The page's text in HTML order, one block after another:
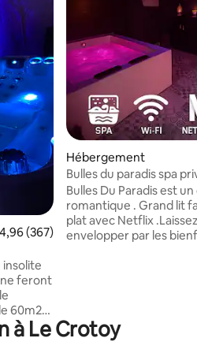
: 4,77 sur 5
moyenne sur la base de
4,96 (367)
insolite
feront
60m2
Queen
Hébergement
Bulles du paradis spa
jardin
Bulles Du Paradis est
romantique . Grand lit face à un écran
plat avec Netflix
envelopper par les
bien-être absolu. un
attend pour rendre
à Le Crotoy